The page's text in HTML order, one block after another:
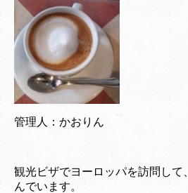
管理人：かおりん
観光ビザでヨーロッパを訪問して
んでいます。